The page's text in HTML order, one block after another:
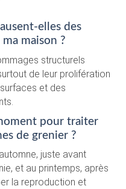
elles des
maison ?
structurels
de leur prolifération
et des
pour traiter
de grenier ?
juste avant
et au printemps, après
la reproduction et